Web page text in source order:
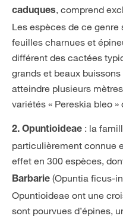
caduques, comprend
Les espèces de ce
feuilles charnues et
différent des cactées
grands et beaux
atteindre plusieurs
variétés « Pereskia bleo
2. Opuntioideae : la
particulièrement connue
effet en 300 espèces,
Barbarie (Opuntia ficus-
Opuntioideae ont une
sont pourvues d’épines,